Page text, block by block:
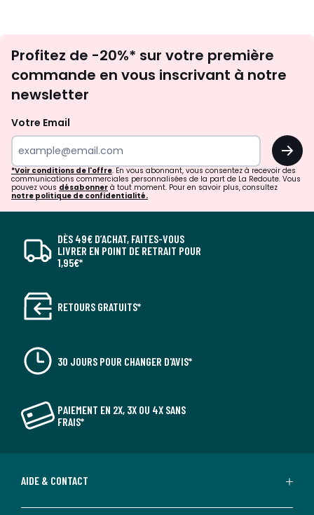
newsletter
Profitez de -20%* sur votre première
commande en vous inscrivant à notre
newsletter
Votre Email
OK
*Voir conditions de l'offre. En vous abonnant, vous consentez à recevoir des
communications commerciales personnalisées de la part de La Redoute. Vous
pouvez vous désabonner à tout moment. Pour en savoir plus, consultez
notre politique de confidentialité.
DÈS 49€ D’ACHAT, FAITES-VOUS
LIVRER EN POINT DE RETRAIT POUR
1,95€*
RETOURS GRATUITS*
30 JOURS POUR CHANGER D'AVIS*
PAIEMENT EN 2X, 3X OU 4X SANS
FRAIS*
AIDE & CONTACT